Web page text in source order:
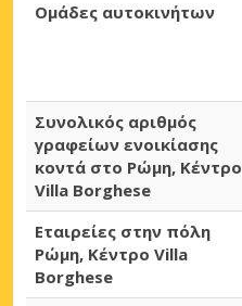
Ομάδες αυτοκινήτων
Συνολικός αριθμός
γραφείων ενοικίασης
κοντά στο Ρώμη, Κέντρο
Villa Borghese
Εταιρείες στην πόλη
Ρώμη, Κέντρο Villa
Borghese